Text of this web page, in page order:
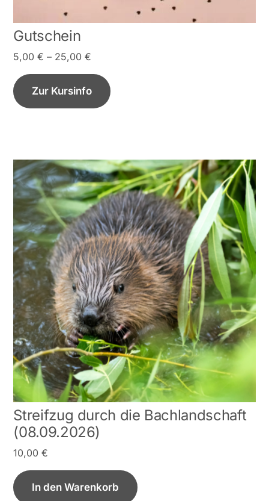
Gutschein
5,00€ – 25,00€
Zur Kursinfo
Streifzug durch die Bachlandschaft
(08.09.2026)
10,00€
In den Warenkorb